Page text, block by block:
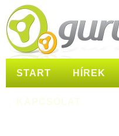
START HÍREK
KAPCSOLAT